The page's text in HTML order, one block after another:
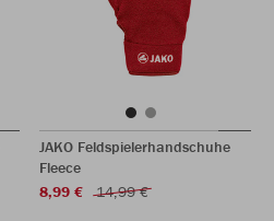
JAKO Feldspielerhandschuhe
Fleece
8,99 €
14,99 €